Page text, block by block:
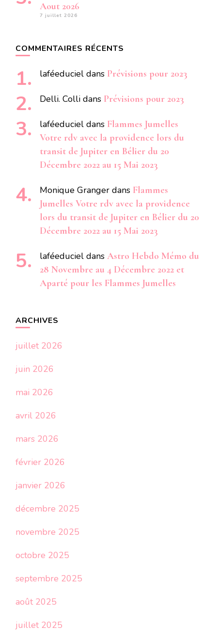
Aout 2026
7 juillet 2026
COMMENTAIRES RÉCENTS
laféeduciel dans Prévisions pour 2023
Delli. Colli dans Prévisions pour 2023
laféeduciel dans Flammes Jumelles
Votre rdv avec la providence lors du
transit de Jupiter en Bélier du 20
Décembre 2022 au 15 Mai 2023
Monique Granger dans Flammes
Jumelles Votre rdv avec la providence
lors du transit de Jupiter en Bélier du 20
Décembre 2022 au 15 Mai 2023
laféeduciel dans Astro Hebdo Mémo du
28 Novembre au 4 Décembre 2022 et
Aparté pour les Flammes Jumelles
ARCHIVES
juillet 2026
juin 2026
mai 2026
avril 2026
mars 2026
février 2026
janvier 2026
décembre 2025
novembre 2025
octobre 2025
septembre 2025
août 2025
juillet 2025